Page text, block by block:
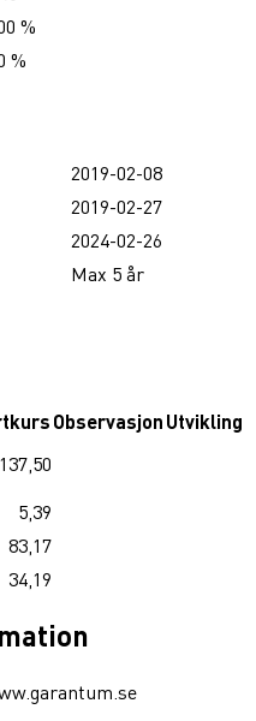
%
%
2019-02-08
2019-02-27
2024-02-26
Max 5 år
ObservasjonUtvikling
137,50
5,39
83,17
34,19